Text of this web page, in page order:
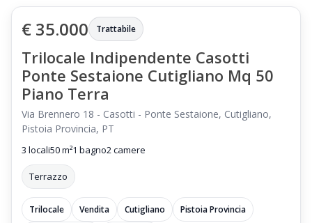
€ 35.000 Trattabile
Trilocale Indipendente Casotti
Ponte Sestaione Cutigliano Mq 50
Piano Terra
Via Brennero 18 - Casotti - Ponte Sestaione, Cutigliano,
Pistoia Provincia, PT
3 locali50 m²1 bagno2 camere
Terrazzo
Trilocale Vendita Cutigliano Pistoia Provincia